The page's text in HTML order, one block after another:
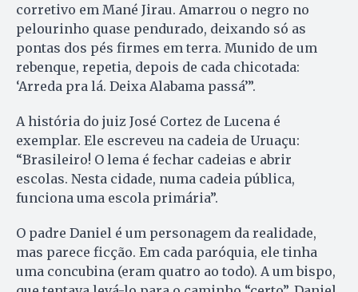
corretivo em Mané Jirau. Amarrou o negro no
pelourinho quase pendurado, deixando só as
pontas dos pés firmes em terra. Munido de um
rebenque, repetia, depois de cada chicotada:
‘Arreda pra lá. Deixa Alabama passá’”.
A história do juiz José Cortez de Lucena é
exemplar. Ele escreveu na cadeia de Uruaçu:
“Brasileiro! O lema é fechar cadeias e abrir
escolas. Nesta cidade, numa cadeia pública,
funciona uma escola primária”.
O padre Daniel é um personagem da realidade,
mas parece ficção. Em cada paróquia, ele tinha
uma concubina (eram quatro ao todo). A um bispo,